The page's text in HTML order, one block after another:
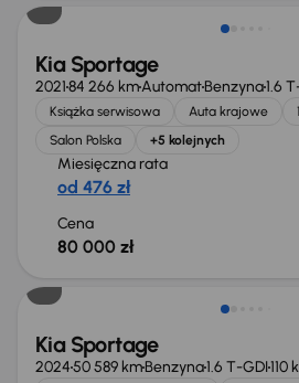
Kia Sportage
202184 266 kmAutomatBenzyna1.6
Książka serwisowa Auta krajowe
Salon Polska
+5 kolejnych
Miesięczna rata
od 476 zł
Cena
80 000 zł
Możliwość odliczenia VAT
Kia Sportage
202450 589 kmBenzyna1.6 T-GDI110